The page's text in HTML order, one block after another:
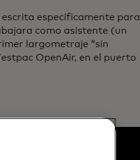
específicamente para
como asistente (un
largometraje “sin
OpenAir, en el puerto